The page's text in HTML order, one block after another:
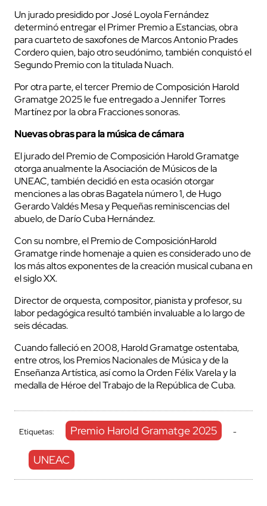
Un jurado presidido por José Loyola Fernández
determinó entregar el Primer Premio a Estancias, obra
para cuarteto de saxofones de Marcos Antonio Prades
Cordero quien, bajo otro seudónimo, también conquistó el
Segundo Premio con la titulada Nuach.
Por otra parte, el tercer Premio de Composición Harold
Gramatge 2025 le fue entregado a Jennifer Torres
Martínez por la obra Fracciones sonoras.
Nuevas obras para la música de cámara
El jurado del Premio de Composición Harold Gramatge
otorga anualmente la Asociación de Músicos de la
UNEAC, también decidió en esta ocasión otorgar
menciones a las obras Bagatela número 1, de Hugo
Gerardo Valdés Mesa y Pequeñas reminiscencias del
abuelo, de Darío Cuba Hernández.
Con su nombre, el Premio de ComposiciónHarold
Gramatge rinde homenaje a quien es considerado uno de
los más altos exponentes de la creación musical cubana en
el siglo XX.
Director de orquesta, compositor, pianista y profesor, su
labor pedagógica resultó también invaluable a lo largo de
seis décadas.
Cuando falleció en 2008, Harold Gramatge ostentaba,
entre otros, los Premios Nacionales de Música y de la
Enseñanza Artística, así como la Orden Félix Varela y la
medalla de Héroe del Trabajo de la República de Cuba.
Etiquetas: Premio Harold Gramatge 2025 -
UNEAC